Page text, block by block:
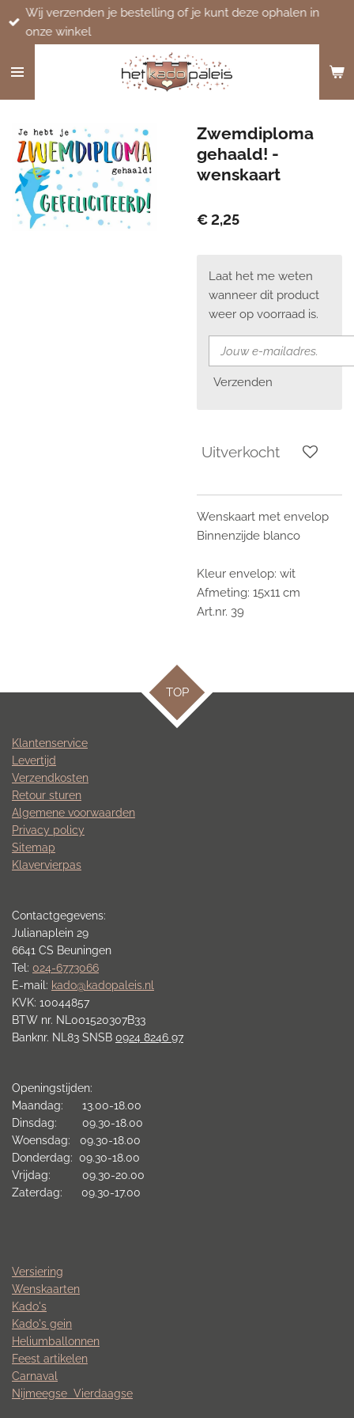
Ga
direct
de
Wij verzenden je bestelling of je kunt deze ophalen in
onze winkel
Zwemdiploma
gehaald! -
wenskaart
€ 2,25
Laat het me weten
wanneer dit product
weer op voorraad is.
Verzenden
Uitverkocht
Wenskaart met envelop
Binnenzijde blanco
Kleur envelop: wit
Afmeting: 15x11 cm
Art.nr. 39
TOP
Klantenservice
Levertijd
Verzendkosten
Retour sturen
Algemene voorwaarden
Privacy policy
Sitemap
Klavervierpas
Contactgegevens:
Julianaplein 29
6641 CS Beuningen
Tel: 024-6773066
E-mail: kado@kadopaleis.nl
KVK: 10044857
BTW nr. NL001520307B33
Banknr. NL83 SNSB 0924 8246 97
Openingstijden:
Maandag: 13.00-18.00
Dinsdag: 09.30-18.00
Woensdag: 09.30-18.00
Donderdag: 09.30-18.00
Vrijdag: 09.30-20.00
Zaterdag: 09.30-17.00
Versiering
Wenskaarten
Kado's
Kado's gein
Heliumballonnen
Feest artikelen
Carnaval
Nijmeegse Vierdaagse